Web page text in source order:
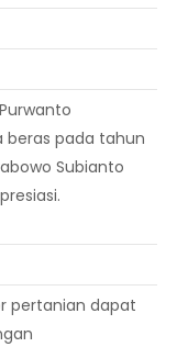
pada tahun
Subianto
pertanian dapat